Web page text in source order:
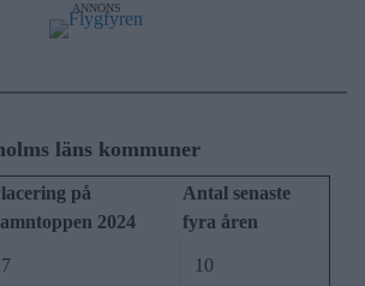
ANNONS
läns kommuner
på
2024
Antal senaste
fyra åren
7 10